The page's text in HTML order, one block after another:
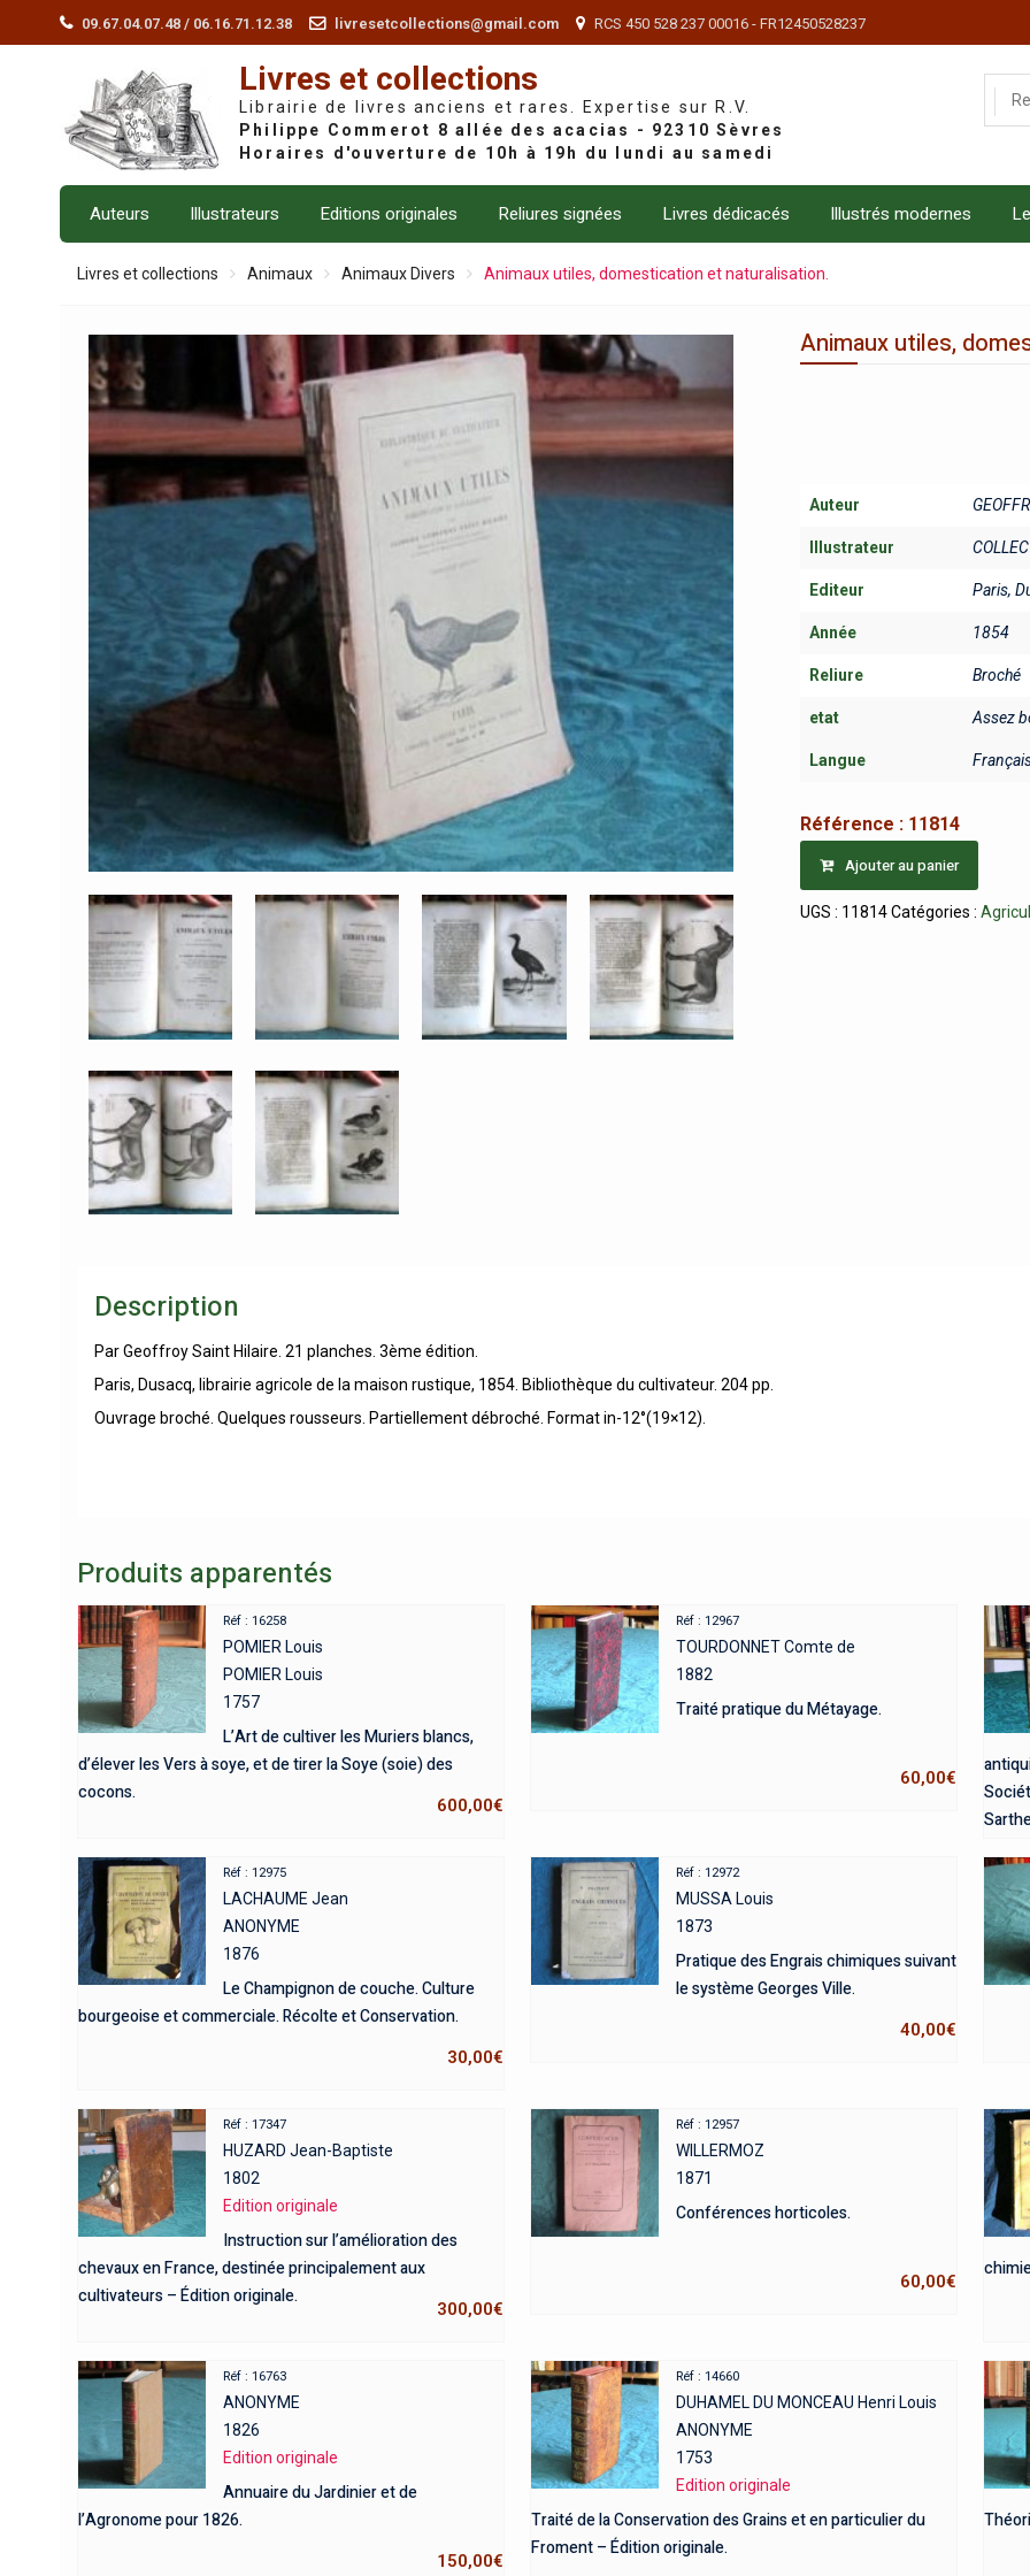
09.67.04.07.48 / 06.16.71.12.38 livresetcollections@gmail.com RCS 450 528 237 00016 - FR12450528237
Livres et collections
Librairie de livres anciens et rares. Expertise sur R.V.
Auteurs Illustrateurs Editions originales Reliures signées Livres dédicacés Illustrés modernes
Livres et collections Animaux Animaux Divers Animaux utiles, domestication et naturalisation.
Animaux utiles,
Auteur
Illustrateur
Editeur Paris,
Année 1854
Reliure Broché
etat Assez
Langue
Référence : 11814
Ajouter au panier
UGS : 11814 Catégories :
Description
Par Geoffroy Saint Hilaire. 21 planches. 3ème édition.
Paris, Dusacq, librairie agricole de la maison rustique, 1854. Bibliothèque du cultivateur. 204 pp.
Ouvrage broché. Quelques rousseurs. Partiellement débroché. Format in-12°(19×12).
Produits apparentés
Réf : 16258
POMIER Louis
POMIER Louis
1757
L’Art de cultiver les Muriers blancs,
d’élever les Vers à soye, et de tirer la Soye (soie) des
cocons.
600,00€
Réf : 12967
TOURDONNET Comte de
1882
Traité pratique du Métayage.
60,00€
Réf : 12975
LACHAUME Jean
ANONYME
1876
Le Champignon de couche. Culture
bourgeoise et commerciale. Récolte et Conservation.
30,00€
Réf : 12972
MUSSA Louis
1873
Pratique des Engrais chimiques suivant
le système Georges Ville.
40,00€
Réf : 17347
HUZARD Jean-Baptiste
1802
Edition originale
Instruction sur l’amélioration des
chevaux en France, destinée principalement aux
cultivateurs – Édition originale.
300,00€
Réf : 12957
WILLERMOZ
1871
Conférences horticoles.
60,00€
Réf : 16763
ANONYME
1826
Edition originale
Annuaire du Jardinier et de
l’Agronome pour 1826.
150,00€
Réf : 14660
DUHAMEL DU MONCEAU Henri Louis
ANONYME
1753
Edition originale
Traité de la Conservation des Grains et en particulier du
Froment – Édition originale.